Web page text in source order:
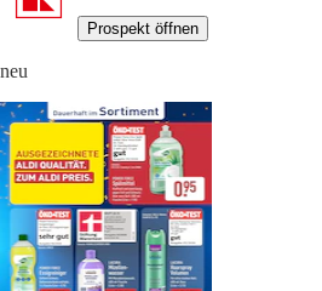
Prospekt öffnen
neu